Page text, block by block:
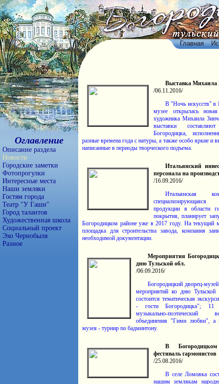
Оглавление
Описание раздела
Новости
Городские заметки
Фотопрогулки
Интересные места
Наши земляки
Гостям города
Театр "У Гаши"
Город талантов
Художественная школа
Социальный проект
Эхо Чернобыля
Разное
Главная
Выставка Михаила
/06.11.2016/
В "Ночь искусств" в
музее открылась
художника Михаила
выставки
Богородицка,
разные времена года с натуры, а также особо яркие и
написанные в периоды творческого подъема.
Итальянский
персонала на
/16.09.2016/
Итальянская
продукции в области
покрытия, планирует
Богородицком районе уже в 2017 году. На текущий
площадка для строительства завода, компания
необходимой документации.
Мероприятия
дню Тульской обл.
/06.09.2016/
Богородицкий дворец-
мероприятий ко дню Тульской
состоится тематическая
- гости Богородицка"; 11
музыкально-поэтический
объединения "Гимн любви", а
музея - турнир по бадминтону.
В
фестиваль гармонистов
/25.08.2016/
В селе Ломовка
нашим землякам